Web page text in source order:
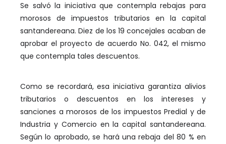
Se salvó la iniciativa que contempla rebajas para
morosos de impuestos tributarios en la capital
santandereana. Diez de los 19 concejales acaban de
aprobar el proyecto de acuerdo No. 042, el mismo
que contempla tales descuentos.
Como se recordará, esa iniciativa garantiza alivios
tributarios o descuentos en los intereses y
sanciones a morosos de los impuestos Predial y de
Industria y Comercio en la capital santandereana.
Según lo aprobado, se hará una rebaja del 80 % en